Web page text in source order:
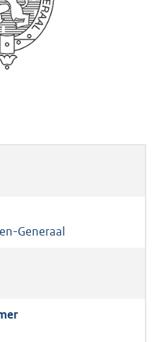
Generaal